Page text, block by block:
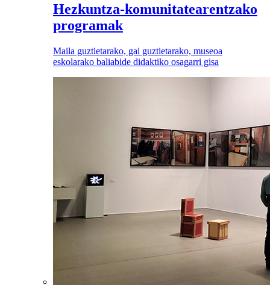
Hezkuntza-komunitatearentzako
programak
Maila guztietarako, gai guztietarako, museoa
eskolarako baliabide didaktiko osagarri gisa